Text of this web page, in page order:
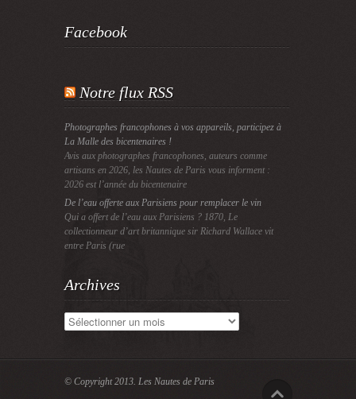
Facebook
Notre flux RSS
Photographes francophones à vos appareils, participez à
La Malle des bicentenaires !
Avis aux photographes francophones, auteurs comme
artisans en 2026, les Nautes de Paris vous informent :
2026 est l’année du bicentenaire
De l’eau offerte aux Parisiens pour remplacer le vin
Qui a offert de l’eau aux Parisiens ? 1870, Le
collectionneur d’art britannique sir Richard Wallace vit
entre Paris (rue
Archives
Archives
© Copyright 2013. Les Nautes de Paris